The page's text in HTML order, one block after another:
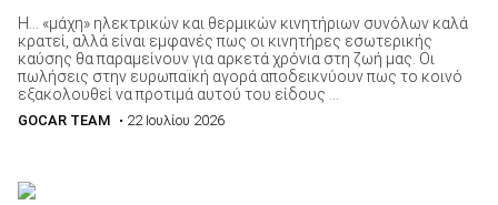
Η… «μάχη» ηλεκτρικών και θερμικών κινητήριων συνόλων καλά
κρατεί, αλλά είναι εμφανές πως οι κινητήρες εσωτερικής
καύσης θα παραμείνουν για αρκετά χρόνια στη ζωή μας. Οι
πωλήσεις στην ευρωπαϊκή αγορά αποδεικνύουν πως το κοινό
εξακολουθεί να προτιμά αυτού του είδους ...
GOCAR TEAM • 22 Ιουλίου 2026